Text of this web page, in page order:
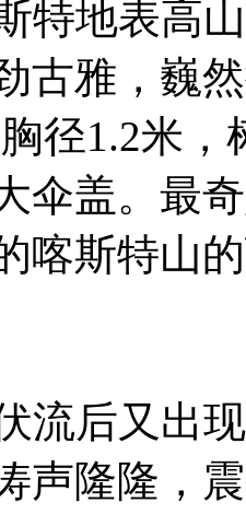
特地表高
古雅，巍
径1.2米
伞盖。最
喀斯特山
流后又出
声隆隆，